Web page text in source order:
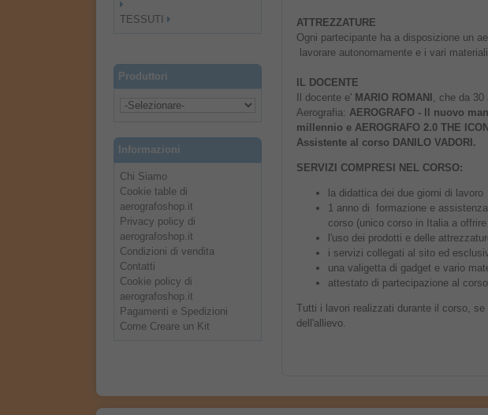
TESSUTI
Produttori
Informazioni
Chi Siamo
Cookie table di
aerografoshop.it
Privacy policy di
aerografoshop.it
Condizioni di vendita
Contatti
Cookie policy di
aerografoshop.it
Pagamenti e Spedizioni
Come Creare un Kit
ATTREZZATURE
Ogni partecipante ha a disposizione un
lavorare autonomamente e i vari
IL DOCENTE
Il docente e' MARIO ROMANI , che da 30
Aerografia: AEROGRAFO - Il nuovo
millennio e AEROGRAFO 2.0 THE
Assistente al corso DANILO VADORI.
SERVIZI COMPRESI NEL CORSO:
la didattica dei due giorni di lavoro
1 anno di formazione e
corso (unico corso in Italia a
l'uso dei prodotti e delle
i servizi collegati al sito ed
una valigetta di gadget e vario
attestato di partecipazione al corso
Tutti i lavori realizzati durante il corso,
dell'allievo.